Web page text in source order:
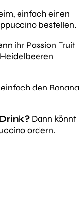
einfach einen
bestellen.
ihr Passion Fruit
den Banana
Dann könnt
ordern.